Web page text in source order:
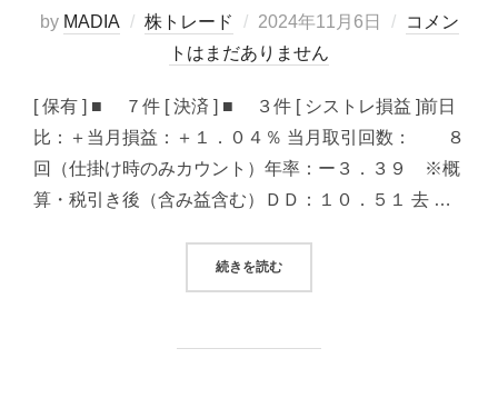
by MADIA 株トレード
投
稿
2024年11月6日
コメン
トはまだありません
[ 保有 ] ■ ７件 [ 決済 ] ■ ３件 [ シストレ損益 ]前日
比：＋当月損益：＋１．０４％ 当月取引回数： ８
回（仕掛け時のみカウント）年率：ー３．３９ ※概
算・税引き後（含み益含む）ＤＤ：１０．５１ 去 …
続きを読む“2024/11/06 システムトレード（